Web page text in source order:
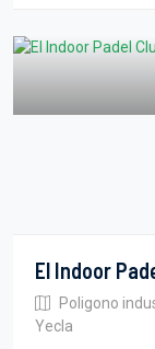
El Indoor
Poligono
Yecla